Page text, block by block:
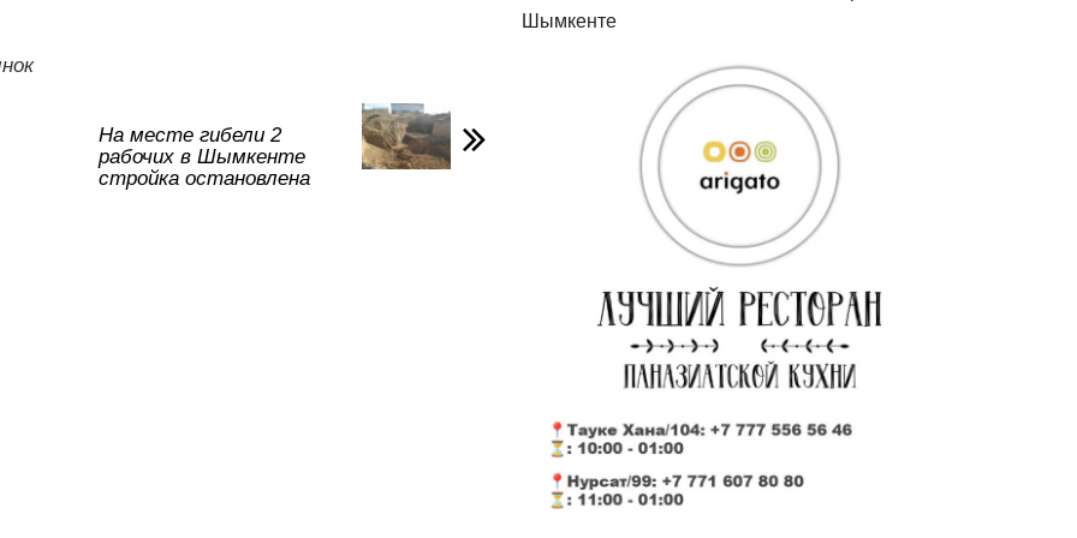
а
На месте гибели 2
рабочих в Шымкенте
стройка остановлена
Шымкенте